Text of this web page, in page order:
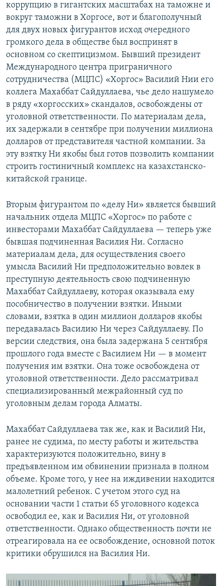
коррупцию в гигантских масштабах на таможне и
вокруг таможни в Хоргосе, вот и благополучный
для двух новых фигурантов исход очередного
громкого дела в обществе был воспринят в
основном со скептицизмом. Бывший президент
Международного центра приграничного
сотрудничества (МЦПС) «Хоргос» Василий Нии его
коллега Махаббат Сайдуллаева, чье дело нашумело
в ряду «хоргосских» скандалов, освобождены от
уголовной ответственности. По материалам дела,
их задержали в сентябре при получении миллиона
долларов от представителя частной компании. За
эту взятку Ни якобы был готов позволить компании
строить гостиничный комплекс на казахстанско-
китайской границе.
Вторым фигурантом по «делу Ни» является бывший
начальник отдела МЦПС «Хоргос» по работе с
инвесторами Махаббат Сайдуллаева — теперь уже
бывшая подчиненная Василия Ни. Согласно
материалам дела, для осуществления своего
умысла Василий Ни предположительно вовлек в
преступную деятельность свою подчиненную
Махаббат Сайдуллаеву, которая оказывала ему
пособничество в получении взятки. Иными
словами, взятка в один миллион долларов якобы
передавалась Василию Ни через Сайдуллаеву. По
версии следствия, она была задержана 5 сентября
прошлого года вместе с Василием Ни — в момент
получения им взятки. Она тоже освобождена от
уголовной ответственности. Дело рассматривал
специализированный межрайонный суд по
уголовным делам города Алматы.
Махаббат Сайдуллаева так же, как и Василий Ни,
ранее не судима, по месту работы и жительства
характеризуются положительно, вину в
предъявленном им обвинении признала в полном
объеме. Кроме того, у нее на иждивении находится
малолетний ребенок. С учетом этого суд на
основании части 1 статьи 65 уголовного кодекса
освободил ее, как и Василия Ни, от уголовной
ответственности. Однако общественность почти не
отреагировала на ее освобождение, основной поток
критики обрушился на Василия Ни.